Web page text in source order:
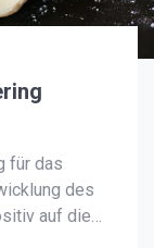
für das
des
auf die
die Zeit und